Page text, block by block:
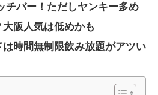
チバー！ただしヤンキー多め
大阪人気は低めかも
は時間無制限飲み放題がアツい